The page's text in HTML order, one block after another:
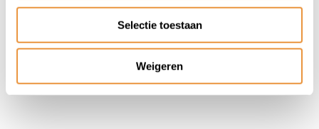
Selectie toestaan
Weigeren
49,95